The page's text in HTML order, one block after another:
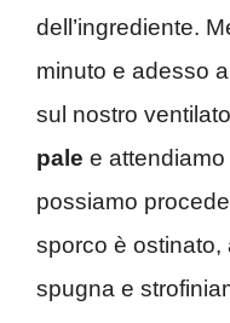
dell’ingrediente.
minuto e adesso
sul nostro
pale e attendiamo
possiamo
sporco è ostinato,
spugna e